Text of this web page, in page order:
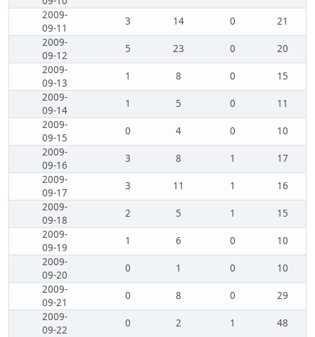
2009-
09-11
3 14 0
21
2009-
09-12
5 23 0
20
2009-
09-13
1 8 0
15
2009-
09-14
1 5 0
11
2009-
09-15
0 4 0
10
2009-
09-16
3 8 1
17
2009-
09-17
3 11 1
16
2009-
09-18
2 5 1
15
2009-
09-19
1 6 0
10
2009-
09-20
0 1 0
10
2009-
09-21
0 8 0
29
2009-
09-22
0 2 1
48